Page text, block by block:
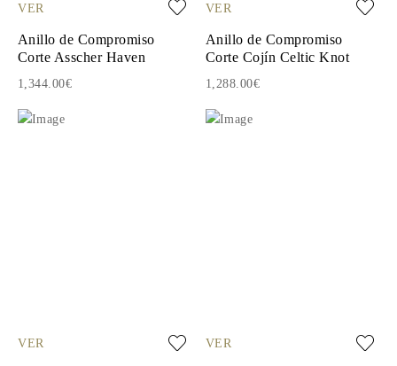
VER
Anillo de Compromiso
Corte Asscher Haven
1,344.00€
VER
Anillo de Compromiso
Corte Cojín Celtic Knot
1,288.00€
VER VER